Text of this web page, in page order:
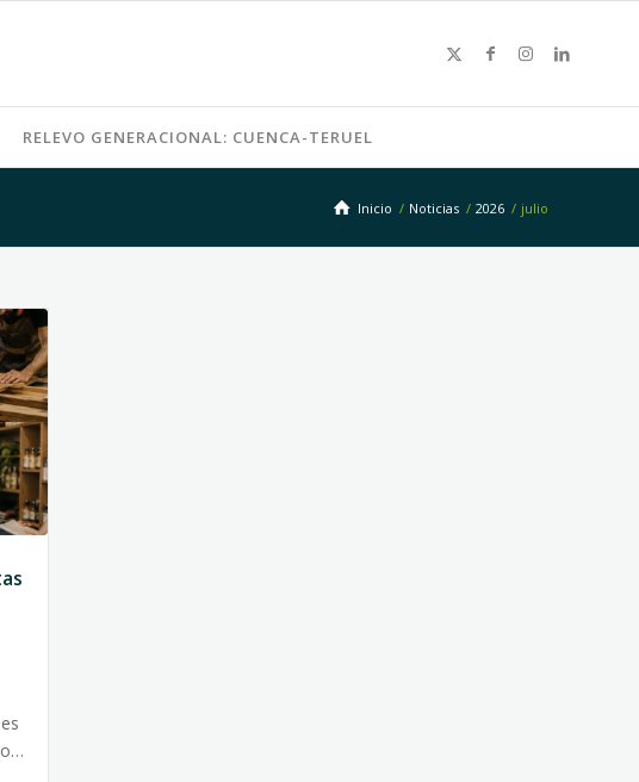
RELEVO GENERACIONAL: CUENCA-TERUEL
Inicio / Noticias / 2026 / julio